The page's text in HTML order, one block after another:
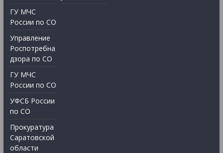
ГУ МЧС
России по СО
Управление
Роспотребна
дзора по СО
ГУ МЧС
России по СО
УФСБ России
по СО
Прокуратура
Саратовской
области